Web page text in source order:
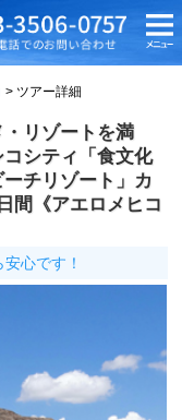
ツアー詳細
リゾートを満
シティ「食文化
チリゾート」カ
間《アエロメヒコ
心です！